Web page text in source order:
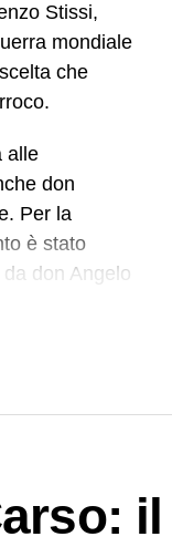
Stissi,
mondiale
che
alle
don
Per la
è stato
don Angelo
che ci ha
ricordavano
Un
il